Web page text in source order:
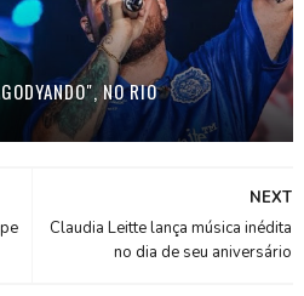
NO RIO
NEXT
Claudia Leitte lança música inédita
no dia de seu aniversário